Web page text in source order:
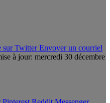
sur Twitter Envoyer un courriel
à jour: mercredi 30 décembre